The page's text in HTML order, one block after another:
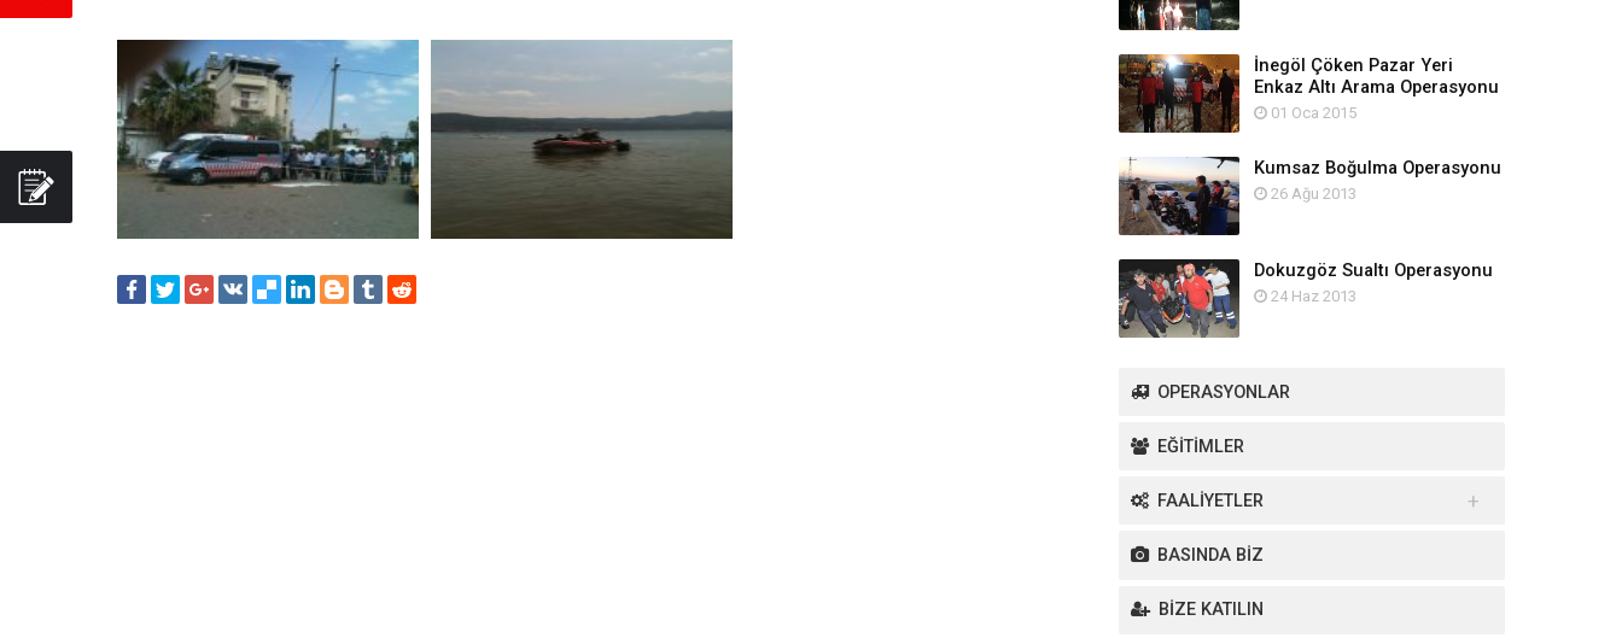
İnegöl Çöken Pazar Yeri
Enkaz Altı Arama Operasyonu
01 Oca 2015
Kumsaz Boğulma Operasyonu
26 Ağu 2013
Dokuzgöz Sualtı Operasyonu
24 Haz 2013
OPERASYONLAR
EĞİTİMLER
FAALİYETLER
Yurt İçi Faaliyetler
Yurt Dışı Faaliyetler
BASINDA BİZ
BİZE KATILIN